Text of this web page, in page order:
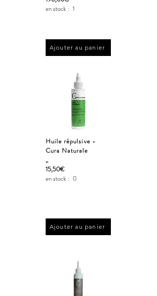
en stock : 1
Ajouter au panier
Huile répulsive -
Cura Naturale
_
15,50€
en stock : 0
Ajouter au panier